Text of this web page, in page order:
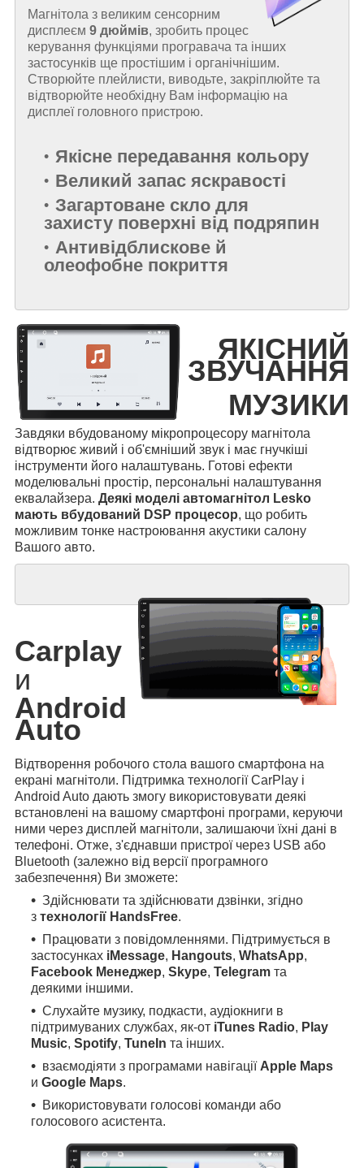
Магнітола з великим сенсорним
дисплеєм 9 дюймів, зробить процес
керування функціями програвача та інших
застосунків ще простішим і органічнішим.
Створюйте плейлисти, виводьте, закріплюйте та
відтворюйте необхідну Вам інформацію на
дисплеї головного пристрою.
Якісне передавання кольору
Великий запас яскравості
Загартоване скло для
захисту поверхні від подряпин
Антивідблискове й
олеофобне покриття
ЯКІСНИЙ
ЗВУЧАННЯ
МУЗИКИ
Завдяки вбудованому мікропроцесору магнітола
відтворює живий і об'ємніший звук і має гнучкіші
інструменти його налаштувань. Готові ефекти
моделювальні простір, персональні налаштування
еквалайзера. Деякі моделі автомагнітол Lesko
мають вбудований DSP процесор, що робить
можливим тонке настроювання акустики салону
Вашого авто.
Carplay
и
Android
Auto
Відтворення робочого стола вашого смартфона на
екрані магнітоли. Підтримка технології CarPlay і
Android Auto дають змогу використовувати деякі
встановлені на вашому смартфоні програми, керуючи
ними через дисплей магнітоли, залишаючи їхні дані в
телефоні. Отже, з'єднавши пристрої через USB або
Bluetooth (залежно від версії програмного
забезпечення) Ви зможете:
Здійснювати та здійснювати дзвінки, згідно
з технології HandsFree.
Працювати з повідомленнями. Підтримується в
застосунках iMessage, Hangouts, WhatsApp,
Facebook Менеджер, Skype, Telegram та
деякими іншими.
Слухайте музику, подкасти, аудіокниги в
підтримуваних службах, як-от iTunes Radio, Play
Music, Spotify, TuneIn та інших.
взаємодіяти з програмами навігаціїApple Maps
и Google Maps.
Використовувати голосові команди або
голосового асистента.